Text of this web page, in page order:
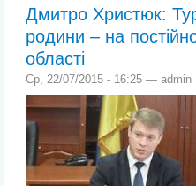
Дмитро Христюк:
родини – на
області
Ср, 22/07/2015 - 16:25 — admin